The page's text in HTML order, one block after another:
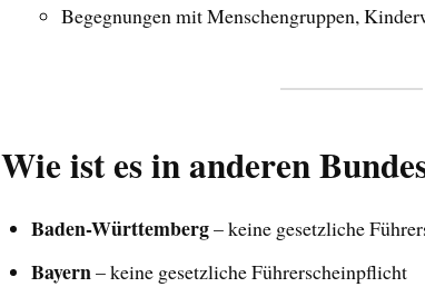
Begegnungen mit Menschengruppen,
Wie ist es in anderen
Baden-Württemberg– keine gesetzliche
Bayern– keine gesetzliche Führerscheinpflicht